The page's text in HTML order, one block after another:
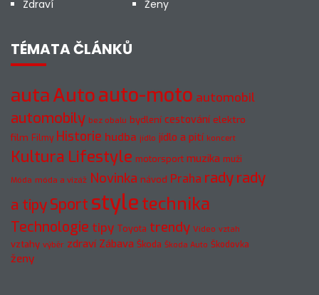
Zdraví
Ženy
TÉMATA ČLÁNKŮ
autaAutoauto-moto automobil
automobily bez obalu bydlení cestování elektro
film Filmy Historie hudba jídlo jídlo a pití koncert
Kultura Lifestyle motorsport muzika muži
Móda móda a vizáž Novinka návod Praha radyrady
a tipySport styletechnika
Technologie tipy Toyota trendy Video vztah
vztahy výběr zdraví Zábava Škoda Škoda Auto Škodovka
ženy